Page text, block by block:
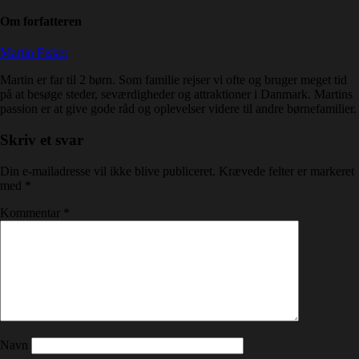
Om forfatteren
Martin Fisker
Martin er far til 2 børn. Som familie rejser vi ofte og bruger meget tid
på at besøge steder, seværdigheder og attraktioner i Danmark. Martins
passion er at give gode råd og oplevelser videre til andre børnefamilier.
Skriv et svar
Din e-mailadresse vil ikke blive publiceret.
Krævede felter er markeret
med
Kommentar
Navn